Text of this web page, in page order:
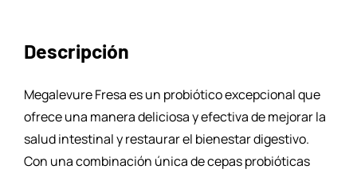
Descripción
Megalevure Fresa es un probiótico excepcional que
ofrece una manera deliciosa y efectiva de mejorar la
salud intestinal y restaurar el bienestar digestivo.
Con una combinación única de cepas probióticas